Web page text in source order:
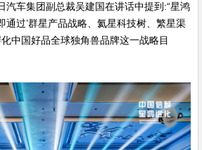
汽车集团副总裁吴建国在讲话中提到:“星鸿
通过’群星产品战略、氦星科技树、繁星渠
中国好品全球独角兽品牌这一战略目